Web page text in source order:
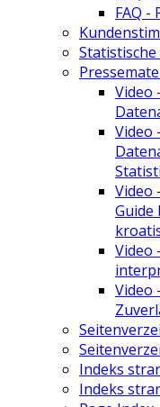
FAQ -
Video
Video
Video
Guide
Video
Video
Indeks
Indeks